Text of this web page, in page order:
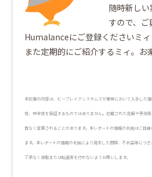
随時新し
すので、
Humalanceにご登録くださいミィ
また定期的にご紹介するミィ。お
本記事の内容は、ビーブレイクシステムズが業務において入手した
性、完全性を保証するものではありません。記載された見解や予測
告なく変更されることがあります。本レポートの情報の利用はご自
ます。本レポートの情報の利用により発生した問題、不利益等につ
了承なく複製または転送等を行わないようお願いします。